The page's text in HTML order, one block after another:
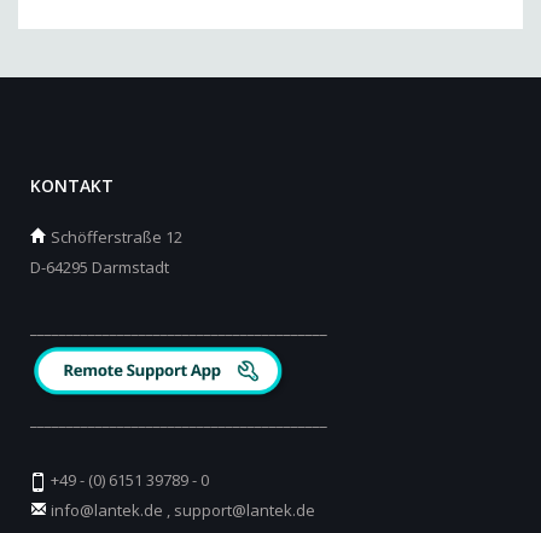
KONTAKT
Schöfferstraße 12
D-64295 Darmstadt
+49 - (0) 6151 39789 - 0
info@lantek.de , support@lantek.de